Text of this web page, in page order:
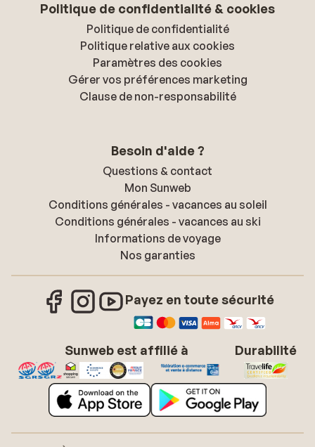
Politique de confidentialité & cookies
Politique de confidentialité
Politique relative aux cookies
Paramètres des cookies
Gérer vos préférences marketing
Clause de non-responsabilité
Besoin d'aide ?
Questions & contact
Mon Sunweb
Conditions générales - vacances au soleil
Conditions générales - vacances au ski
Informations de voyage
Nos garanties
Payez en toute sécurité
Sunweb est affilié à Durabilité